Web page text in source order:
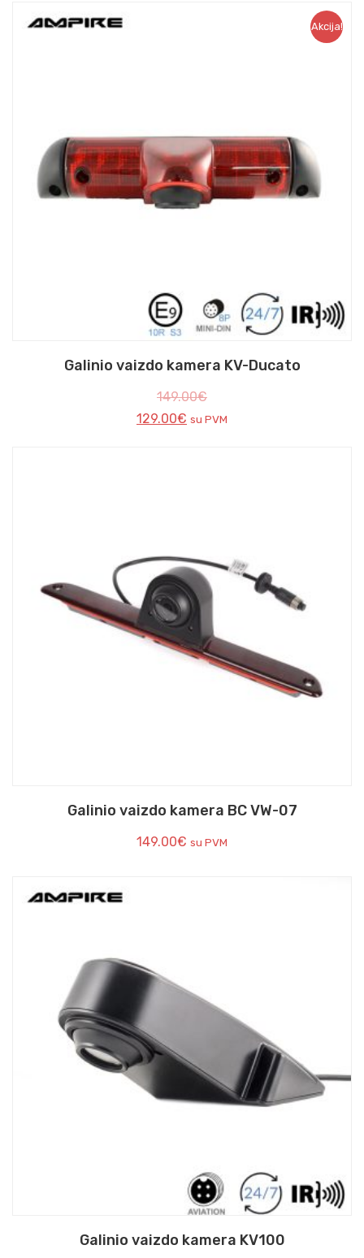
Akcija!
Galinio vaizdo kamera KV-Ducato
149.00€
129.00€ su PVM
Galinio vaizdo kamera BC VW-07
149.00€ su PVM
Galinio vaizdo kamera KV100